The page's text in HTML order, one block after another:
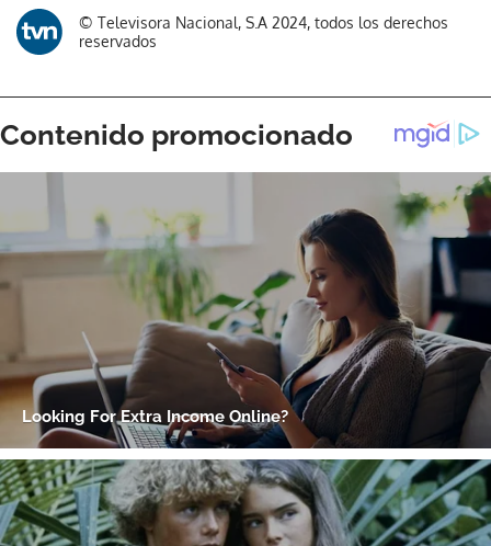
Gracias por suscribirte a nuestro boletín.
ACEPTAR
© Televisora Nacional, S.A 2024, todos los derechos
reservados